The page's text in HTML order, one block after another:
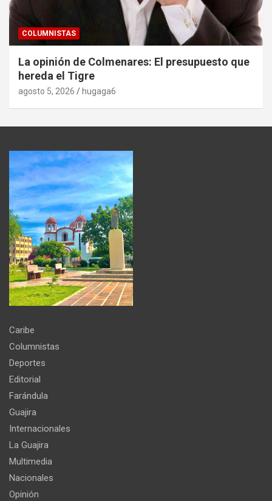
COLUMNISTAS
La opinión de Colmenares: El presupuesto que
hereda el Tigre
agosto 5, 2026 hugaga6
Caribe
Columnistas
Deportes
Editorial
Farándula
Guajira
Internacionales
La Guajira
Multimedia
Nacionales
Opinión